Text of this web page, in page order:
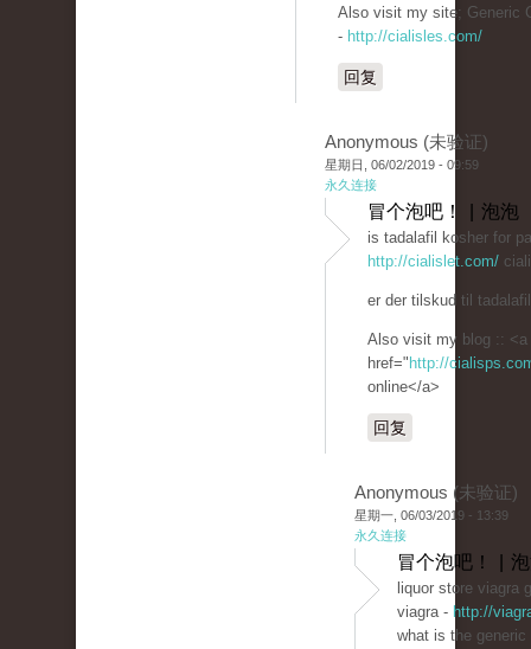
Also visit my site; Generic
- http://cialisles.com/
回复
Anonymous (未验证)
星期日, 06/02/2019 - 09:59
永久连接
冒个泡吧！ | 泡泡
is tadalafil kosher for
http://cialislet.com/
er der tilskud til
Also visit my blog :: <a
href=" http://
online</a>
回复
Anonymous (未验证)
星期一, 06/03/2019 - 13:39
永久连接
冒个泡吧！ |
liquor store viagra
viagra - http://
what is the generic